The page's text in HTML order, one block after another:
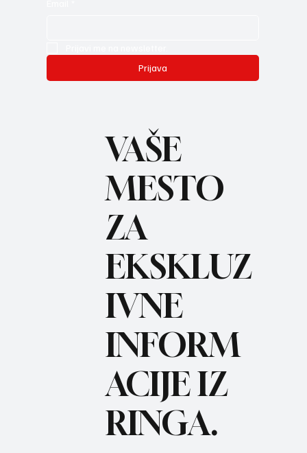
Prijava
REC
VAŠE
MESTO
ZA
EKSKLUZ
IVNE
INFORM
ACIJE IZ
RINGA.